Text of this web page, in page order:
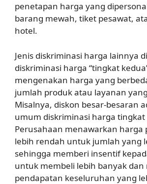
penetapan harga yang
barang mewah, tiket pesawat,
hotel.
Jenis diskriminasi harga lainnya
diskriminasi harga “tingkat
mengenakan harga yang
jumlah produk atau layanan
Misalnya, diskon besar-besaran
umum diskriminasi harga tingkat
Perusahaan menawarkan harga
lebih rendah untuk jumlah yang
sehingga memberi insentif
untuk membeli lebih banyak dan
pendapatan keseluruhan yang